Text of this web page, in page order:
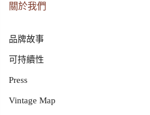
關於我們
品牌故事
可持續性
Press
Vintage Map